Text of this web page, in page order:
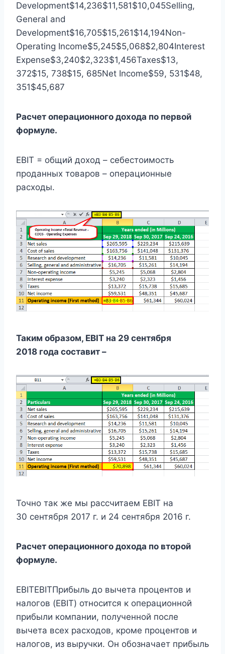
Development$14,236$11,581$10,045Selling,
General and
Development$16,705$15,261$14,194Non-
Operating Income$5,245$5,068$2,804Interest
Expense$3,240$2,323$1,456Taxes$13,
372$15, 738$15, 685Net Income$59, 531$48,
351$45,687
Расчет операционного дохода по первой
формуле.
EBIT = общий доход – себестоимость
проданных товаров – операционные
расходы.
Таким образом, EBIT на 29 сентября
2018 года составит –
Точно так же мы рассчитаем EBIT на
30 сентября 2017 г. и 24 сентября 2016 г.
Расчет операционного дохода по второй
формуле.
EBITEBITПрибыль до вычета процентов и
налогов (EBIT) относится к операционной
прибыли компании, полученной после
вычета всех расходов, кроме процентов и
налогов, из выручки. Он обозначает прибыль